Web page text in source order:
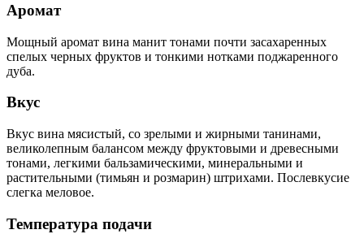
Аромат
Мощный аромат вина манит тонами почти засахаренных
спелых черных фруктов и тонкими нотками поджаренного
дуба.
Вкус
Вкус вина мясистый, со зрелыми и жирными танинами,
великолепным балансом между фруктовыми и древесными
тонами, легкими бальзамическими, минеральными и
растительными (тимьян и розмарин) штрихами. Послевкусие
слегка меловое.
Температура подачи